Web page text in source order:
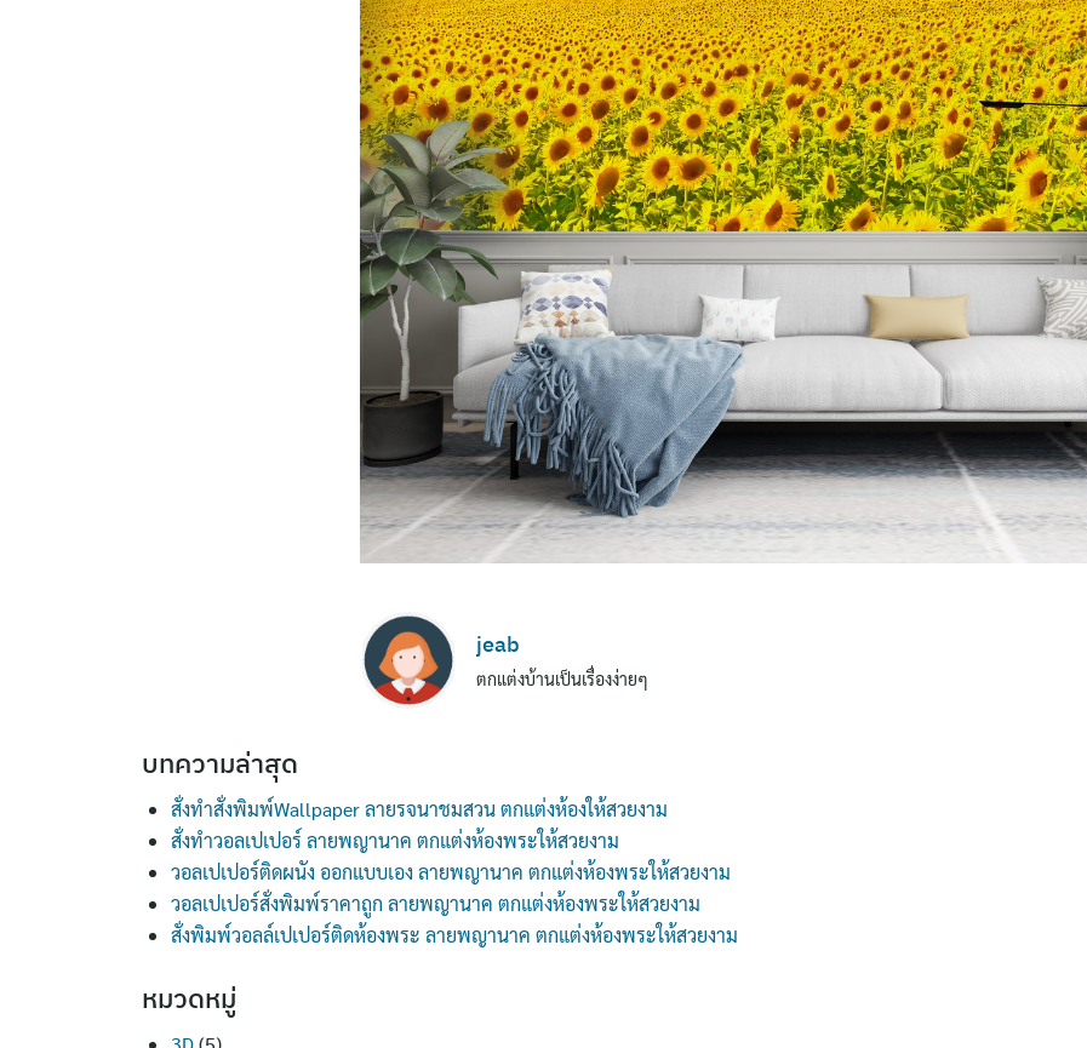
Search
for:
jeab
ตกแต่งบ้านเป็นเรื่องง่ายๆ
บทความล่าสุด
สั่งทำสั่งพิมพ์Wallpaper ลายรจนาชมสวน ตกแต่งห้องให้สวยงาม
สั่งทำวอลเปเปอร์ ลายพญานาค ตกแต่งห้องพระให้สวยงาม
วอลเปเปอร์ติดผนัง ออกแบบเอง ลายพญานาค ตกแต่งห้องพระให้สวยงาม
วอลเปเปอร์สั่งพิมพ์ราคาถูก ลายพญานาค ตกแต่งห้องพระให้สวยงาม
สั่งพิมพ์วอลล์เปเปอร์ติดห้องพระ ลายพญานาค ตกแต่งห้องพระให้สวยงาม
หมวดหมู่